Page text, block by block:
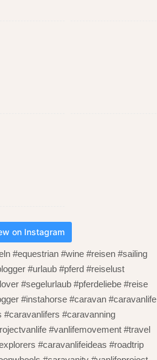
on Instagram
#equestrian #wine #reisen #sailing
#urlaub #pferd #reiselust
#segelurlaub #pferdeliebe #reise
#instahorse #caravan #caravanlife
#caravanlifers #caravanning
#vanlifemovement #travel
#caravanlifeideas #roadtrip